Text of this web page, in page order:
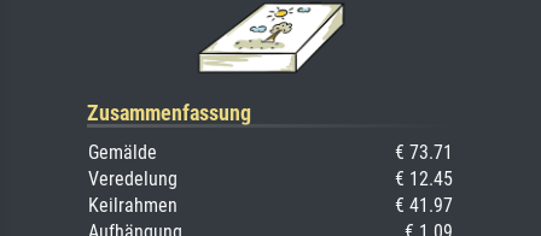
Zusammenfassung
Gemälde
€ 73.71
Veredelung
€ 12.45
Keilrahmen
€ 41.97
Aufhängung
€ 1.09